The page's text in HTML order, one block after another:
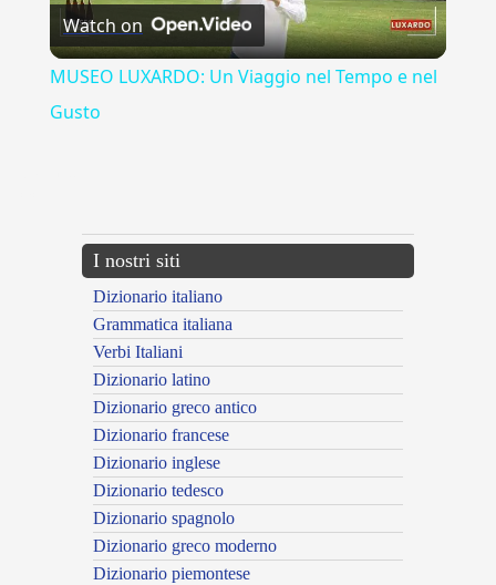
Video
Watch on
MUSEO LUXARDO: Un Viaggio nel Tempo e nel
Gusto
I nostri siti
Dizionario italiano
Grammatica italiana
Verbi Italiani
Dizionario latino
Dizionario greco antico
Dizionario francese
Dizionario inglese
Dizionario tedesco
Dizionario spagnolo
Dizionario greco moderno
Dizionario piemontese